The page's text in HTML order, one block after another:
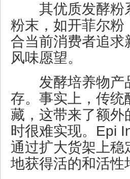
其优质发酵粉
粉末，如开菲尔
合当前消费者追求
风味愿望。
发酵培养物产
存。事实上，传统
藏，这带来了额外
时很难实现。Epi
通过扩大货架上
地获得活的和活性